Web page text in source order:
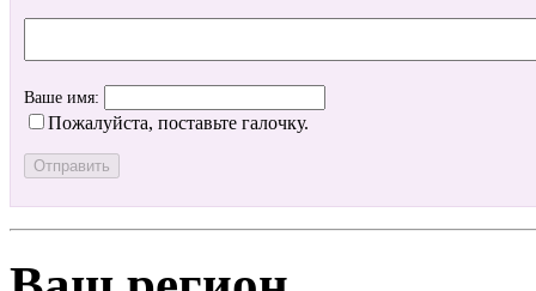
Ваше имя:
Пожалуйста, поставьте галочку.